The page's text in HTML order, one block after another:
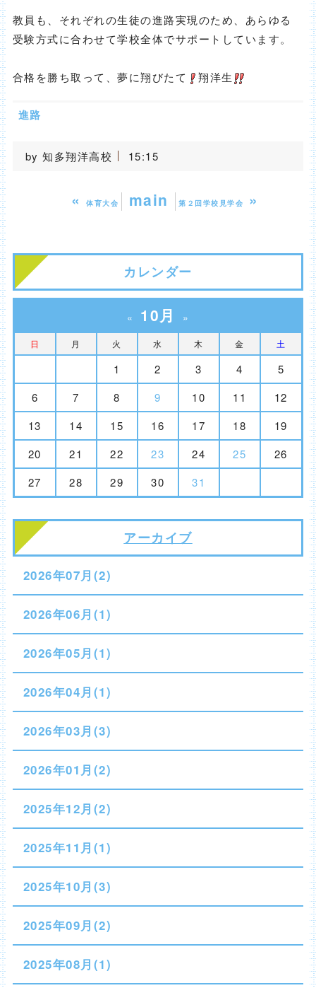
教員も、それぞれの生徒の進路実現のため、あらゆる
受験方式に合わせて学校全体でサポートしています。
合格を勝ち取って、夢に翔びたて 翔洋生
進路
by知多翔洋高校 15:15
«体育大会 main 第２回学校見学会 »
カレンダー
« 10月 »
日 月 火 水 木 金 土
1 2 3 4
5
6
7 8 9 10 11
12
13
14 15 16 17 18
19
20
21 22 23 24 25
26
27
28 29 30 31
アーカイブ
2026年07月(2)
2026年06月(1)
2026年05月(1)
2026年04月(1)
2026年03月(3)
2026年01月(2)
2025年12月(2)
2025年11月(1)
2025年10月(3)
2025年09月(2)
2025年08月(1)